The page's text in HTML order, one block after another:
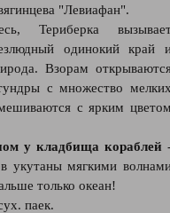
"Левиафан".
Териберка
одинокий край
Взорам
с множество
с ярким
у кладбища кораблей
укутаны мягкими
только океан!
паек.